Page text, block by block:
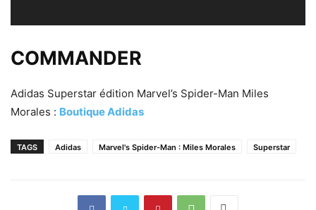
COMMANDER
Adidas Superstar édition Marvel’s Spider-Man Miles
Morales : Boutique Adidas
TAGS Adidas Marvel's Spider-Man : Miles Morales Superstar